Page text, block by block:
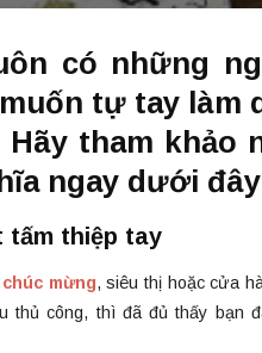
có những
tự tay làm
tham khảo
ngay dưới
tấm thiệp tay
mừng, siêu thị hoặc cửa
thủ công, thì đã đủ thấy bạn